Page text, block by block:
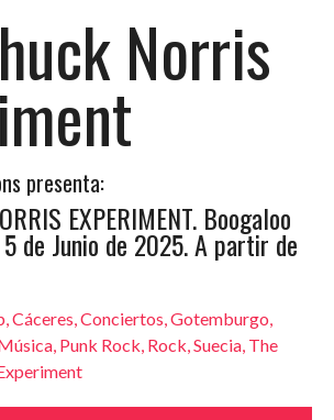
Norris
presenta:
EXPERIMENT. Boogaloo
de Junio de 2025. A partir de
,Cáceres,Conciertos,Gotemburgo,
, Punk Rock, Rock,Suecia, The